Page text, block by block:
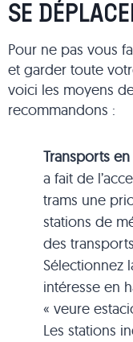
SE
Pour ne pas vous
et garder toute
voici les moyens
recommandons :
Transports
a fait de
trams une
stations de
des
Sélectionnez
intéresse en
« veure
Les stations